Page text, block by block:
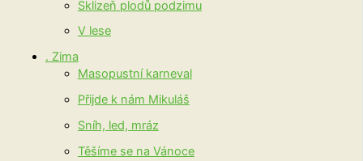
Sklizeň plodů podzimu
V lese
. Zima
Masopustní karneval
Přijde k nám Mikuláš
Sníh, led, mráz
Těšíme se na Vánoce